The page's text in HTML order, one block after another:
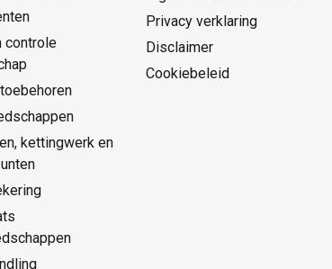
controle
kettingwerk en
Privacy verklaring
Disclaimer
Cookiebeleid